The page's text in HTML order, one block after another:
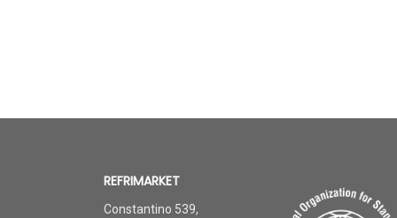
REFRIMARKET
Constantino 539,